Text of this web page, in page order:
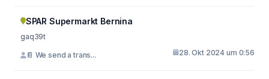
SPAR Supermarkt Bernina
gaq39t
📔 We send a trans... 28. Okt 2024 um 0:56